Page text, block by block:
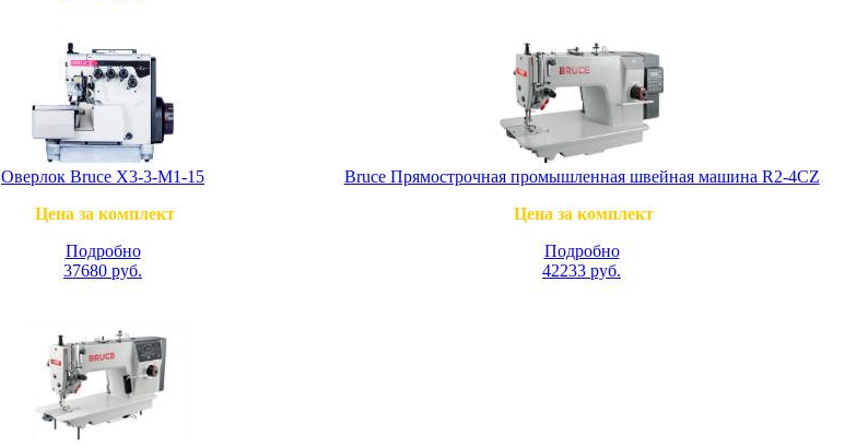
Оверлок Bruce X3-3-M1-15
Цена за комплект
Подробно
37680 руб.
Bruce Прямострочная промышленная швейная машина R2-4CZ
Цена за комплект
Подробно
42233 руб.